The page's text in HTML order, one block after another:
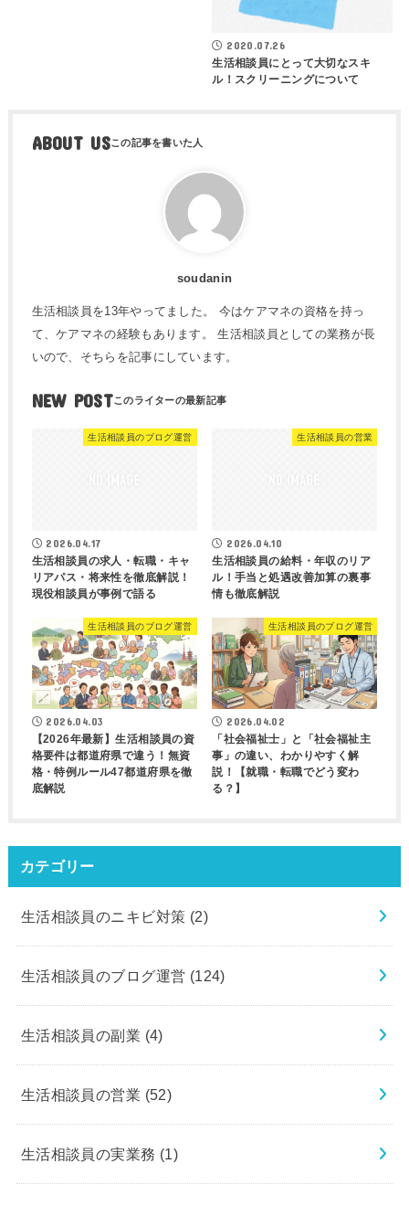
2020.07.26
生活相談員にとって大切なスキ
ル！スクリーニングについて
ABOUT US
soudanin
生活相談員を13年やってました。 今はケアマネの資格を持っ
て、ケアマネの経験もあります。 生活相談員としての業務が長
いので、そちらを記事にしています。
NEW POST
生活相談員のブログ運営
2026.04.17
生活相談員の求人・転職・キャ
リアパス・将来性を徹底解説！
現役相談員が事例で語る
生活相談員の営業
2026.04.10
生活相談員の給料・年収のリア
ル！手当と処遇改善加算の裏事
情も徹底解説
生活相談員のブログ運営
2026.04.03
【2026年最新】生活相談員の資
格要件は都道府県で違う！無資
格・特例ルール47都道府県を徹
底解説
生活相談員のブログ運営
2026.04.02
「社会福祉士」と「社会福祉主
事」の違い、わかりやすく解
説！【就職・転職でどう変わ
る？】
カテゴリー
生活相談員のニキビ対策 (2)
生活相談員のブログ運営 (124)
生活相談員の副業 (4)
生活相談員の営業 (52)
生活相談員の実業務 (1)